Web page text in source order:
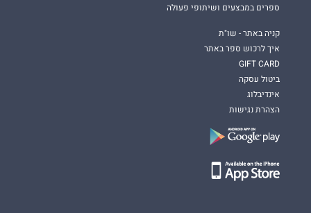
ספרים במבצעים ושיתופי פעולה
קניה באתר - שו"ת
איך לרכוש ספר באתר
GIFT CARD
ביטול עסקה
אינדיבלוג
הצהרת נגישות